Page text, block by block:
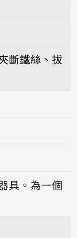
斷鐵絲、拔
音讀hué-kńg/
具。為一個